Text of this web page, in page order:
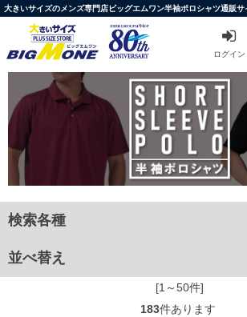
大きいサイズのメンズ専門店ビッグエムワン半袖ポロシャツ通販サ
ログイン
検索各種
並べ替え
[1～50件]
183件あります